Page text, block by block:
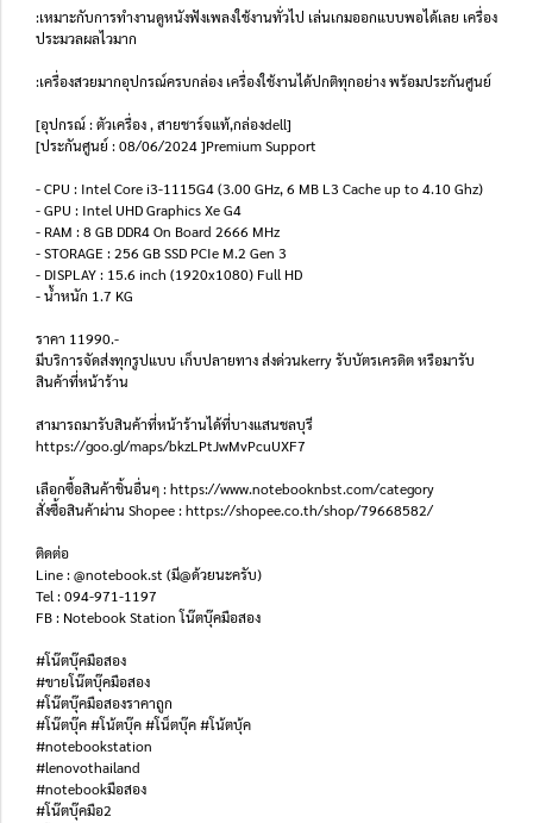
:เหมาะกับการทำงานดูหนังฟังเพลงใช้งานทั่วไป เล่นเกมออกแบบพอได้เลย เครื่อง
ประมวลผลไวมาก
:เครื่องสวยมากอุปกรณ์ครบกล่อง เครื่องใช้งานได้ปกติทุกอย่าง พร้อมประกันศูนย์
[อุปกรณ์ : ตัวเครื่อง , สายชาร์จแท้,กล่องdell]
[ประกันศูนย์ : 08/06/2024 ]Premium Support
- CPU : Intel Core i3-1115G4 (3.00 GHz, 6 MB L3 Cache up to 4.10 Ghz)
- GPU : Intel UHD Graphics Xe G4
- RAM : 8 GB DDR4 On Board 2666 MHz
- STORAGE : 256 GB SSD PCIe M.2 Gen 3
- DISPLAY : 15.6 inch (1920x1080) Full HD
- น้ำหนัก 1.7 KG
ราคา 11990.-
มีบริการจัดส่งทุกรูปแบบ เก็บปลายทาง ส่งด่วนkerry รับบัตรเครดิต หรือมารับ
สินค้าที่หน้าร้าน
สามารถมารับสินค้าที่หน้าร้านได้ที่บางแสนชลบุรี
https://goo.gl/maps/bkzLPtJwMvPcuUXF7
เลือกซื้อสินค้าชิ้นอื่นๆ : https://www.notebooknbst.com/category
สั่งซื้อสินค้าผ่าน Shopee : https://shopee.co.th/shop/79668582/
ติดต่อ
Line : @notebook.st (มี@ด้วยนะครับ)
Tel : 094-971-1197
FB : Notebook Station โน๊ตบุ๊คมือสอง
#โน๊ตบุ๊คมือสอง
#ขายโน๊ตบุ๊คมือสอง
#โน๊ตบุ๊คมือสองราคาถูก
#โน๊ตบุ๊ค #โน้ตบุ๊ค #โน็ตบุ๊ค #โน้ตบุ้ค
#notebookstation
#lenovothailand
#notebookมือสอง
#โน๊ตบุ๊คมือ2